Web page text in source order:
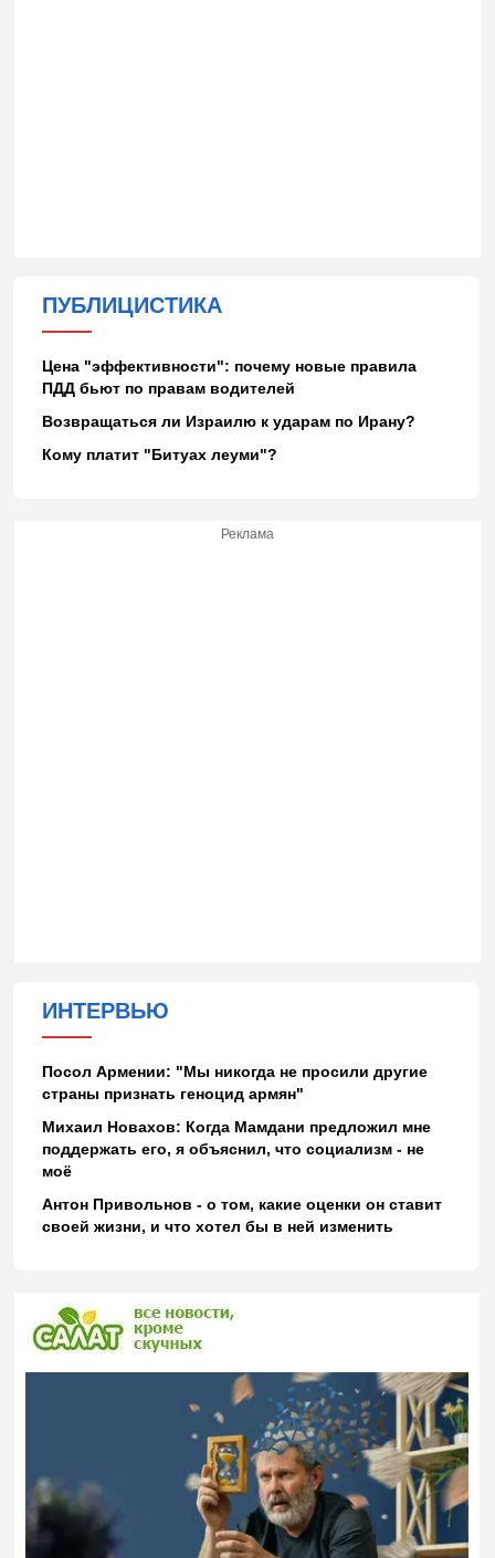
ПУБЛИЦИСТИКА
Цена "эффективности": почему новые правила
ПДД бьют по правам водителей
Возвращаться ли Израилю к ударам по Ирану?
Кому платит "Битуах леуми"?
Реклама
ИНТЕРВЬЮ
Посол Армении: "Мы никогда не просили другие
страны признать геноцид армян"
Михаил Новахов: Когда Мамдани предложил мне
поддержать его, я объяснил, что социализм - не
моё
Антон Привольнов - о том, какие оценки он ставит
своей жизни, и что хотел бы в ней изменить